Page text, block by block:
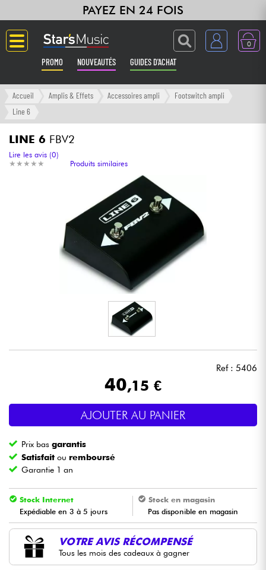
PAYEZ EN 24 FOIS
0
PROMO NOUVEAUTÉS GUIDES D'ACHAT
Langue
Amplis & Effets
Synthés & Sampleurs
Home Studio
Eclairage
Vents
Violons & Quatuor
Eveil Musical
Accueil Amplis & Effets Accessoires ampli
Footswitch ampli
Line 6
LINE 6 FBV2
★ ★ ★ ★ ★
★ ★ ★ ★ ★
Lire les avis (0)
Produits similaires
Ref : 5406
40,15 €
AJOUTER AU PANIER
Prix basgarantis
Satisfait ou remboursé
Garantie 1 an
Stock Internet
Expédiable en 3 à 5 jours
Stock en magasin
Pas disponible en magasin
VOTRE AVIS RÉCOMPENSÉ
Tous les mois des cadeaux à gagner